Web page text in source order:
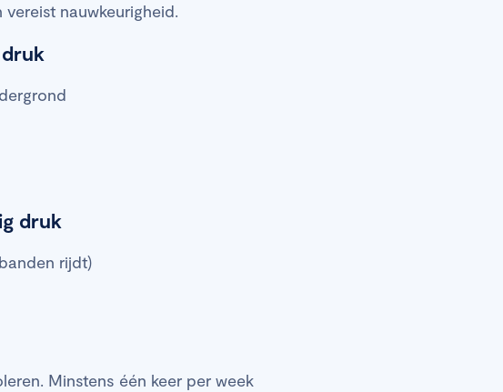
nauwkeurigheid.
druk
rijdt)
Minstens één keer per week